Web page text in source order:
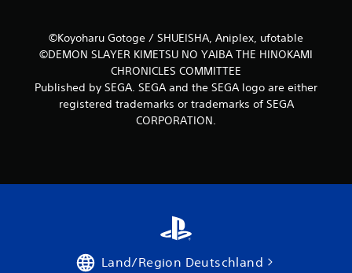
©Koyoharu Gotoge / SHUEISHA, Aniplex, ufotable
©DEMON SLAYER KIMETSU NO YAIBA THE HINOKAMI
CHRONICLES COMMITTEE
Published by SEGA. SEGA and the SEGA logo are either
registered trademarks or trademarks of SEGA
CORPORATION.
Land/Region Deutschland